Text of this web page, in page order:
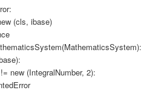
(cls, ibase)
new (IntegralNumber, 2):